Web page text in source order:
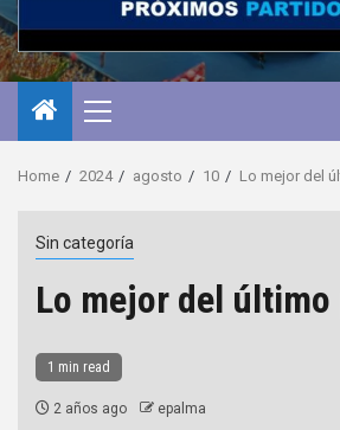
Home 2024 agosto 10 Lo mejor del
Sin categoría
Lo mejor del
1 min read
2 años ago epalma